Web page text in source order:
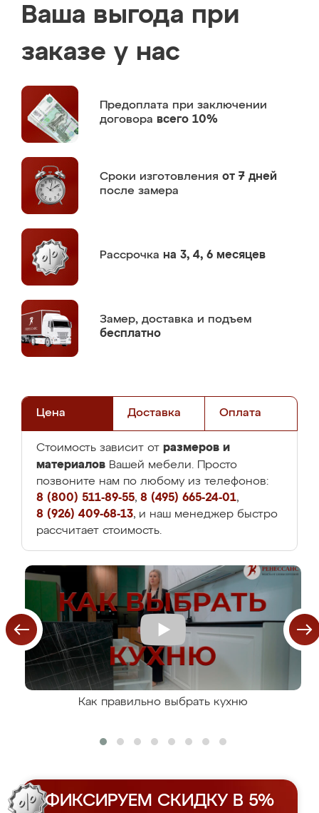
Ваша выгода при
заказе у нас
Предоплата при заключении
договора всего 10%
Сроки изготовления от 7 дней
после замера
Рассрочка на 3, 4, 6 месяцев
Замер, доставка и подъем
бесплатно
Цена Доставка Оплата
Стоимость зависит от размеров и
материалов Вашей мебели. Просто
позвоните нам по любому из телефонов:
8 (800) 511-89-55, 8 (495) 665-24-01,
8 (926) 409-68-13, и наш менеджер быстро
рассчитает стоимость.
Как правильно выбрать кухню
ФИКСИРУЕМ СКИДКУ В 5%